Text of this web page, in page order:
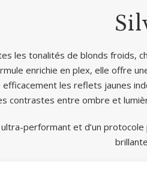
les tonalités de blonds
enrichie en plex, elle offre
les reflets jaunes
contrastes entre ombre et
ultra-performant et d’un